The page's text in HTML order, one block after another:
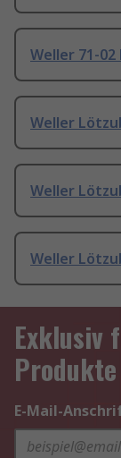
Weller 71-
Weller
Weller
Weller
Exklusiv
E-Mail-